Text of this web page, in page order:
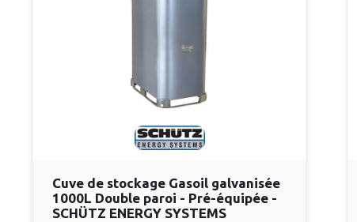
Cuve de stockage Gasoil galvanisée
1000L Double paroi - Pré-équipée -
SCHÜTZ ENERGY SYSTEMS